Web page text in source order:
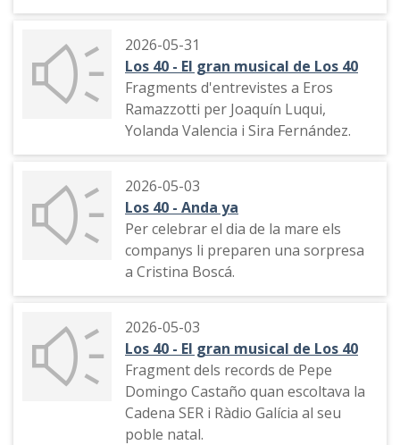
2026-05-31
Los 40 - El gran musical de Los 40
Fragments d'entrevistes a Eros
Ramazzotti per Joaquín Luqui,
Yolanda Valencia i Sira Fernández.
2026-05-03
Los 40 - Anda ya
Per celebrar el dia de la mare els
companys li preparen una sorpresa
a Cristina Boscá.
2026-05-03
Los 40 - El gran musical de Los 40
Fragment dels records de Pepe
Domingo Castaño quan escoltava la
Cadena SER i Ràdio Galícia al seu
poble natal.